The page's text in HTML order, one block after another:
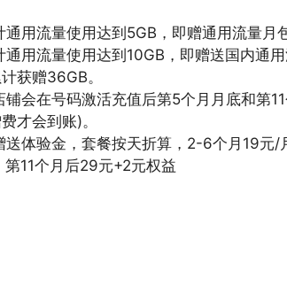
通用流量使用达到5GB，即赠通用流量月
通用流量使用达到10GB，即赠送国内通
获赠36GB。
铺会在号码激活充值后第5个月月底和第
才会到账)。
送体验金，套餐按天折算，2-6个月19元
第11个月后29元+2元权益